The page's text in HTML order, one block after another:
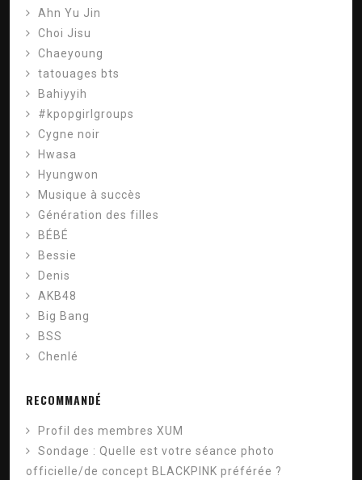
Ahn Yu Jin
Choi Jisu
Chaeyoung
tatouages ​​bts
Bahiyyih
#kpopgirlgroups
Cygne noir
Hwasa
Hyungwon
Musique à succès
Génération des filles
BÉBÉ
Bessie
Denis
AKB48
Big Bang
BSS
Chenlé
RECOMMANDÉ
Profil des membres XUM
Sondage : Quelle est votre séance photo
officielle/de concept BLACKPINK préférée ?